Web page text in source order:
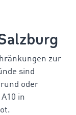
zur
sind
oder
in